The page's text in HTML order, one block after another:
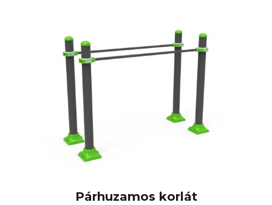
Párhuzamos korlát